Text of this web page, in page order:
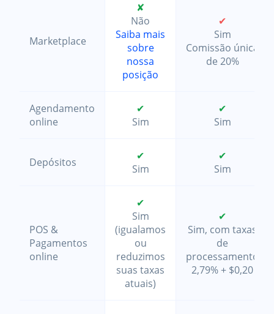
Marketplace
✘
Não
Saiba mais
sobre
nossa
posição
✔
Sim
Comissão única
de 20%
Agendamento
online
✔
Sim
✔
Sim
Depósitos
✔
Sim
✔
Sim
POS &
Pagamentos
online
✔
Sim
(igualamos
ou
reduzimos
suas taxas
atuais)
✔
Sim, com taxas
de
processamento
2,79% + $0,20